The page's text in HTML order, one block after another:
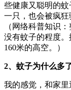
些健康又聪明的
一只，也会被疯狂
（网络科普知识
没有蚊子的程度
160米的高空。）
2、蚊子为什么多
我的感觉，和家